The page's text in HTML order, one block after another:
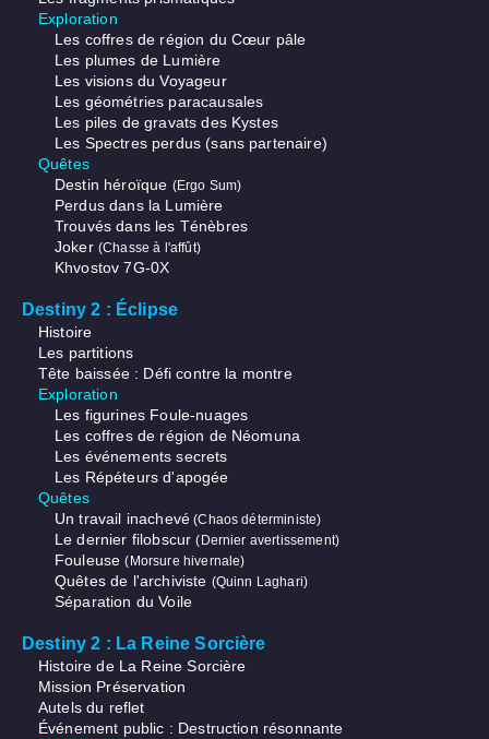
Exploration
Les coffres de région du Cœur pâle
Les plumes de Lumière
Les visions du Voyageur
Les géométries paracausales
Les piles de gravats des Kystes
Les Spectres perdus (sans partenaire)
Quêtes
Destin héroïque (Ergo Sum)
Perdus dans la Lumière
Trouvés dans les Ténèbres
Joker (Chasse à l'affût)
Khvostov 7G-0X
Destiny 2 : Éclipse
Histoire
Les partitions
Tête baissée : Défi contre la montre
Exploration
Les figurines Foule-nuages
Les coffres de région de Néomuna
Les événements secrets
Les Répéteurs d'apogée
Quêtes
Un travail inachevé (Chaos déterministe)
Le dernier filobscur(Dernier avertissement)
Fouleuse(Morsure hivernale)
Quêtes de l'archiviste (Quinn Laghari)
Séparation du Voile
Destiny 2 : La Reine Sorcière
Histoire de La Reine Sorcière
Mission Préservation
Autels du reflet
Événement public : Destruction résonnante